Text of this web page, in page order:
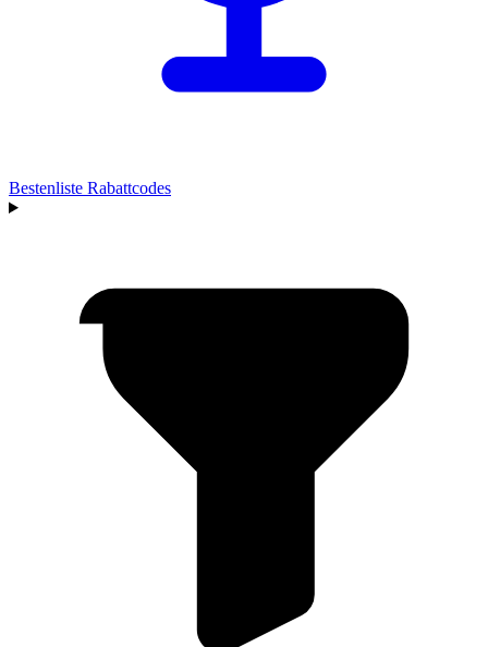
Bestenliste Rabattcodes